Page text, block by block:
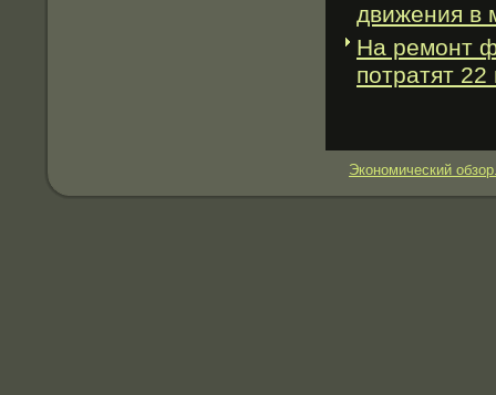
движения в
На ремонт
потратят
Экономический